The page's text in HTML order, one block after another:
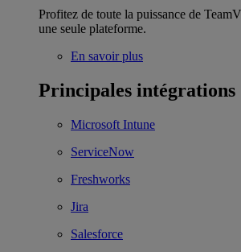
Profitez de toute la puissance de
une seule plateforme.
En savoir plus
Principales intégrations
Microsoft Intune
ServiceNow
Freshworks
Jira
Salesforce